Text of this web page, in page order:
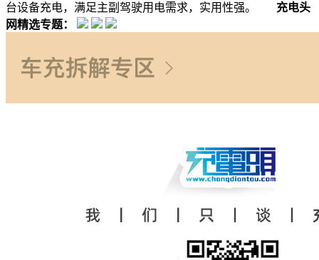
台设备充电，满足主副驾驶用电需求，实用性强。 充电头
网精选专题：